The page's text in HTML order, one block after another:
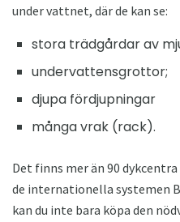
under vattnet, där de kan se:
stora trädgårdar av
undervattensgrottor;
djupa fördjupningar
många vrak (rack).
Det finns mer än 90
de internationella systemen
kan du inte bara köpa den